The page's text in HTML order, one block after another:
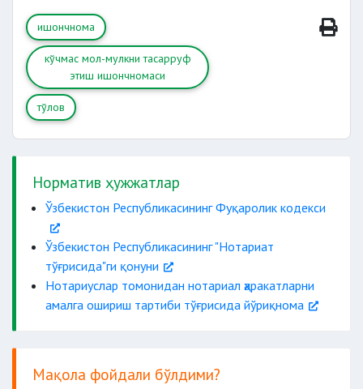
нотариус томонидан
тасдиқланииши керак
ишончнома
кўчмас мол-мулкни тасарруф
этиш ишончномаси
тўлов
Норматив ҳужжатлар
Ўзбекистон Республикасининг Фуқаролик кодекси
Ўзбекистон Республикасининг "Нотариат
тўғрисида"ги қонуни
Нотариуслар томонидан нотариал ҳаракатларни
амалга ошириш тартиби тўғрисида йўриқнома
Мақола фойдали бўлдими?